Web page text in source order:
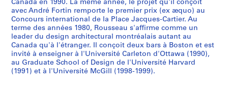
,
1
9
8
5
AP066.S2.D12
3
AP066.S2.D34
u
a
t
r
e
f
o
e
e
n
r
e
l
i
c
o
n
t
e
m
p
r
u
n
é
d
i
f
a
u
s
s
e
g
r
o
r
t
h
e
C
a
l
"
U
n
a
p
o
l
d
e
l
a
P
l
r
t
d
e
v
i
v
n
a
l
d
e
R
i
d
u
3
5
0
i
è
e
l
'
a
m
é
n
r
t
d
'
H
y
d
i
t
a
b
l
e
s
8
7
-
1
9
9
0
Canada en 1990. La même année, le projet qu'il conçoit
avec André Fortin remporte le premier prix (ex æquo) au
Concours international de la Place Jacques-Cartier. Au
terme des années 1980, Rousseau s'affirme comme un
leader du design architectural montréalais autant au
Canada qu'à l'étranger. Il conçoit deux bars à Boston et est
invité à enseigner à l'Université Carleton d'Ottawa (1990),
au Graduate School of Design de l'Université Harvard
(1991) et à l'Université McGill (1998-1999).